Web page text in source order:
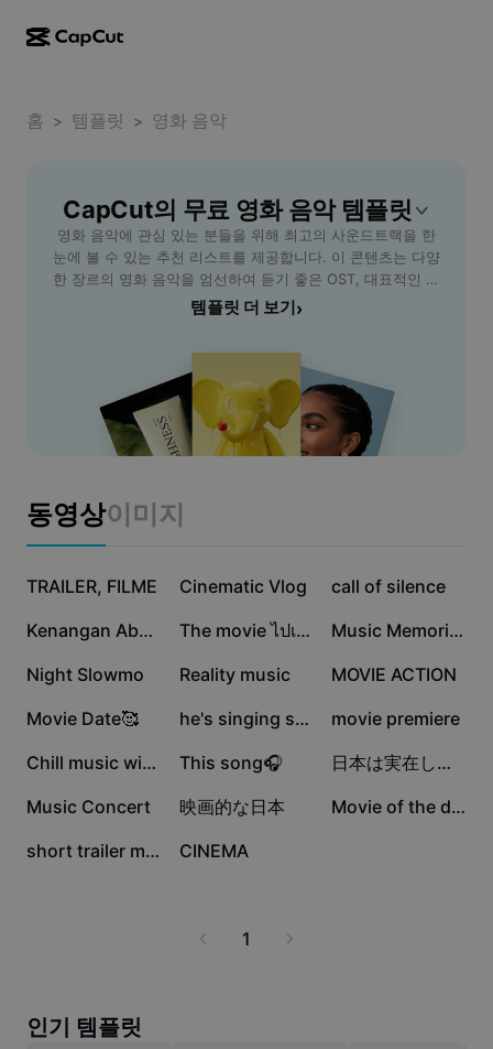
CapCut 데스크톱
CapCut Pad
CapCut 모바일
동영상 스튜디오
AI 동영상 생성기
AI 이미지 생성기
Dreamina Seedance 2.5
Nano Banana Pro
자동 캡션
캡션 템플릿
동영상 에디터 및 생성기
이미지 에디터 및 생성기
음성 생성기 및 에디터
사용 사례
마케팅
소셜 미디어 템플릿
더 보기
효과 템플릿
산업 템플릿
요약 템플릿
이니셔티브
제휴 사용자
크리에이티브 파트너 프로그램
CapCut 크리에이티브 캠퍼스
보안 센터
고객 지원 센터
CapCut 서비스 약관 정보
Dreamina Seedance 2.0 Launch
홈 > 템플릿 > 영화 음악
CapCut의 무료 영화 음악 템플릿
영화 음악에 관심 있는 분들을 위해 최고의 사운드트랙을 한
눈에 볼 수 있는 추천 리스트를 제공합니다. 이 콘텐츠는 다양
한 장르의 영화 음악을 엄선하여 듣기 좋은 OST, 대표적인 테
마음악, 감성을 자극하는 배경음악 등 핵심적인 매력을 다룹
로운 영화 음악의 세계를 탐험하고, 몰입도 높은 감상을 원하
는 분에게 추천합니다. 실시간 인기 영화 OST와 명작 사운드
트랙을 손쉽게 찾아 감상하세요. CapCut에서 제공하는 도구
로 자신만의 영화 음악 리스트도 쉽게 만들 수 있습니다.
템플릿 더 보기 ›
동영상이미지
24.6만
TRAILER, FILME 23.7만
Cinematic Vlog 12.5만
call of silence
10.2만 Kenangan Abadi 8.2만 The movie ไปเลยยย 4.3만 Music Memories
2.9만
Night Slowmo 2.5만
Reality music 2만
MOVIE ACTION
1.6만
Movie Date🥰 1만 he's singing she's 6.3천
movie premiere
5.8천 Chill music with me 4.4천
This song🎧 3.5천 日本は実在しない
3.1천
Music Concert 923
映画的な日本 470 Movie of the day
368 short trailer movie 14
CINEMA
1
인기 템플릿